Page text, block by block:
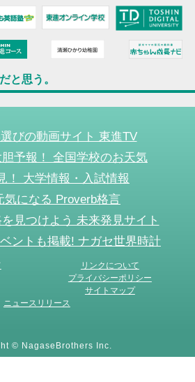
と思う。
びの動画サイト 東進TV
予報！ 全国学校のお天気
！ 大学情報・入試情報
気になる Proverb格言
見つけよう 未来発見サイト
ントも掲載! ナガセ世界時計
リンクについて
プライバシーポリシー
サイトマップ
ニュースリリース
© NagaseBrothers Inc.